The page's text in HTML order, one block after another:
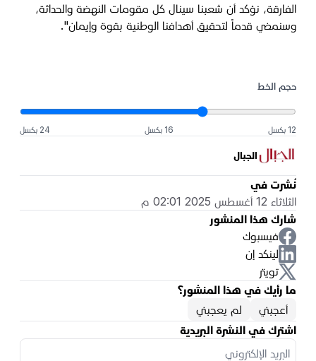
الفارقة، نؤكد أن شعبنا سينال كل مقومات النهضة والحداثة،
وسنمضي قدماً لتحقيق أهدافنا الوطنية بقوة وإيمان".
حجم الخط
12 بكسل 16 بكسل 24 بكسل
الجبال
نُشرت في
الثلاثاء 12 أغسطس 2025 02:01 م
شارك هذا المنشور
فيسبوك
لينكد إن
تويتر
ما رأيك في هذا المنشور؟
أعجبني
لم يعجبني
اشترك في النشرة البريدية